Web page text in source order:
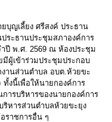
บุญเลี้ยง ศรีสงค์ ประธาน
ระธานประชุมสภาองค์การ
ปี พ.ศ. 2569 ณ ห้องประชุม
ผู้เข้าร่วมประชุมประกอบ
านส่วนตำบล อบต.ห้วยขะ
งนี้เพื่อให้นายกองค์การ
ารบริหารของนายกองค์การ
ริหารส่วนตำบลห้วยขะยุง
ราชการอื่น ๆ